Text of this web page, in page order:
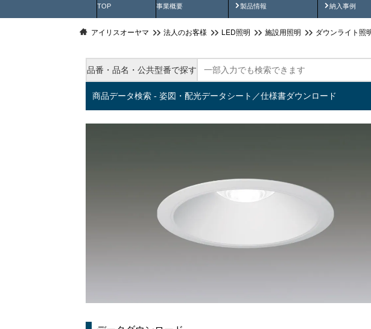
TOP 事業概要 製品情報
製品動画 納入事例
納入事例
アイリスオーヤマ 法人のお客様 LED照明 施設用照明 ダウンライト照
品番・品名・公共型番で探す
商品データ検索 - 姿図・配光データシート／仕様書ダウンロード